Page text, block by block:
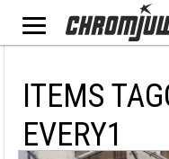
ITEMS
EVERY1